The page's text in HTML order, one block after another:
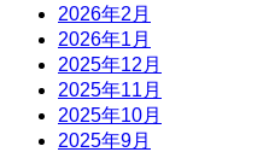
2026年2月
2026年1月
2025年12月
2025年11月
2025年10月
2025年9月